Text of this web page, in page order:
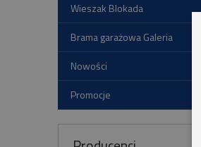
Wieszak Blokada
Brama garażowa Galeria
Nowości
Promocje